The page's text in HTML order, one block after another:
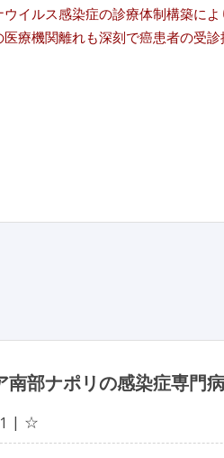
ウイルス感染症の診療体制構築に
医療機関離れも深刻で癌患者の受
南部ナポリの感染症専門
☆